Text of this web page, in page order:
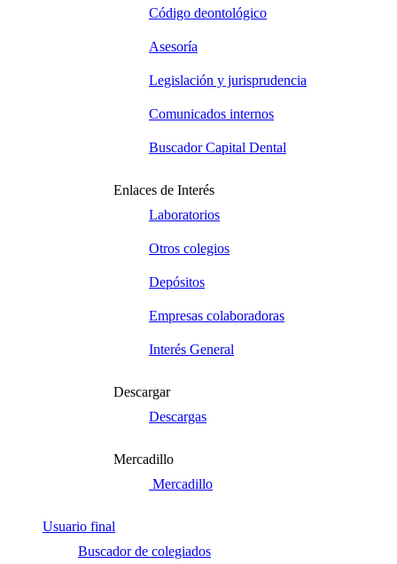
Código deontológico
Asesoría
Legislación y jurisprudencia
Comunicados internos
Buscador Capital Dental
Enlaces de Interés
Laboratorios
Otros colegios
Depósitos
Empresas colaboradoras
Interés General
Descargar
Descargas
Mercadillo
Mercadillo
Usuario final
Buscador de colegiados